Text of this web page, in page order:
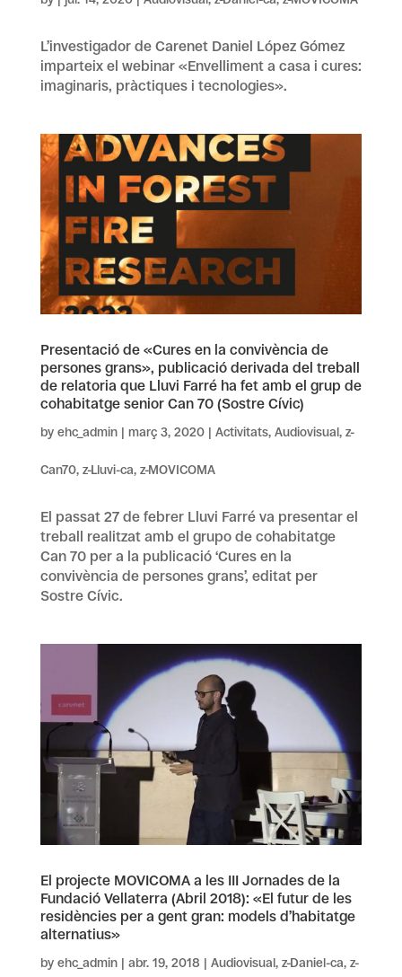
L’investigador de Carenet Daniel López Gómez
imparteix el webinar «Envelliment a casa i cures:
imaginaris, pràctiques i tecnologies».
Presentació de «Cures en la convivència de
persones grans», publicació derivada del treball
de relatoria que Lluvi Farré ha fet amb el grup de
cohabitatge senior Can 70 (Sostre Cívic)
by ehc_admin| març 3, 2020| Activitats, Audiovisual, z-
Can70, z-Lluvi-ca, z-MOVICOMA
El passat 27 de febrer Lluvi Farré va presentar el
treball realitzat amb el grupo de cohabitatge
Can 70 per a la publicació ‘Cures en la
convivència de persones grans’, editat per
Sostre Cívic.
El projecte MOVICOMA a les III Jornades de la
Fundació Vellaterra (Abril 2018): «El futur de les
residències per a gent gran: models d’habitatge
alternatius»
by ehc_admin| abr. 19, 2018 | Audiovisual, z-Daniel-ca, z-